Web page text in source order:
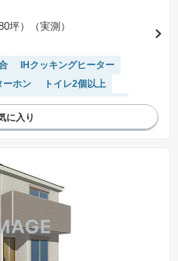
坪）（実測）
IHクッキングヒーター
ーホン
トイレ2個以上
浴室乾燥機
対面キッチン